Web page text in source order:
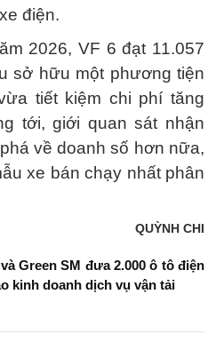
điện.
2026, VF 6 đạt 11.057
sở hữu một phương tiện
tiết kiệm chi phí tăng
tới, giới quan sát nhận
về doanh số hơn nữa,
xe bán chạy nhất phân
QUỲNH CHI
Green SM đưa 2.000 ô tô điện
kinh doanh dịch vụ vận tải